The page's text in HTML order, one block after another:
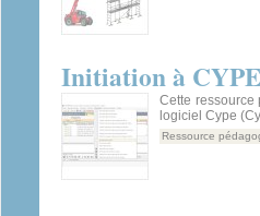
Initiation à
Cette ressource
logiciel Cype
Ressource